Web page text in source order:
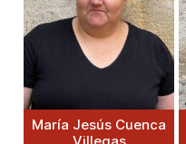
María Jesús Cuenca
Villegas